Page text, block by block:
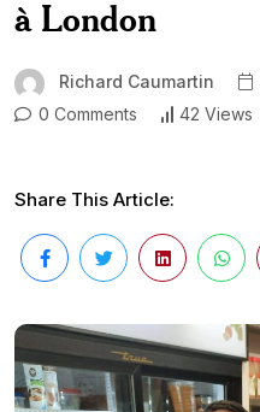
à London
Richard Caumartin
0 Comments
42 Views
Share This Article: